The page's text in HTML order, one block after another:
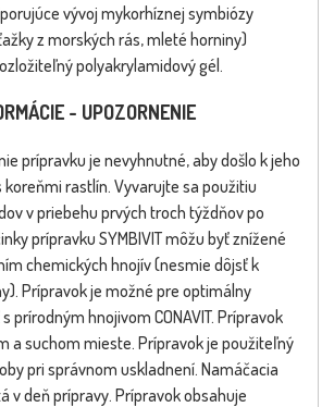
vývoj mykorhíznej symbiózy
z morských rás, mleté horniny)
polyakrylamidový gél.
- UPOZORNENIE
prípravku je nevyhnutné, aby došlo k jeho
rastlín. Vyvarujte sa použitiu
v priebehu prvých troch týždňov po
prípravku SYMBIVIT môžu byť znížené
chemických hnojív (nesmie dôjsť k
Prípravok je možné pre optimálny
prírodným hnojivom CONAVIT. Prípravok
a suchom mieste. Prípravok je použiteľný
pri správnom uskladnení. Namáčacia
v deň prípravy. Prípravok obsahuje